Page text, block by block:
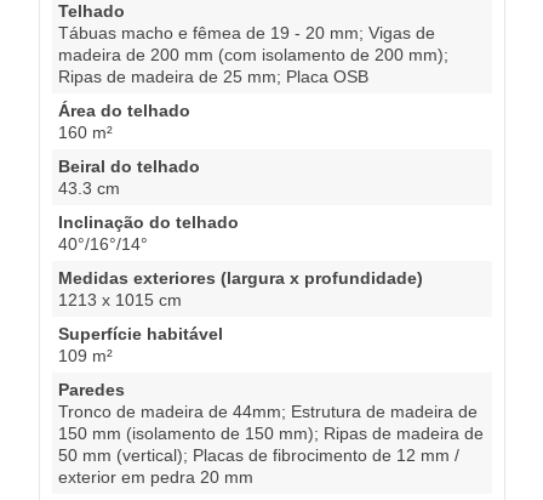
Telhado
Tábuas macho e fêmea de 19 - 20 mm; Vigas de
madeira de 200 mm (com isolamento de 200 mm);
Ripas de madeira de 25 mm; Placa OSB
Área do telhado
160 m²
Beiral do telhado
43.3 cm
Inclinação do telhado
40°/16°/14°
Medidas exteriores (largura x profundidade)
1213 x 1015 cm
Superfície habitável
109 m²
Paredes
Tronco de madeira de 44mm; Estrutura de madeira de
150 mm (isolamento de 150 mm); Ripas de madeira de
50 mm (vertical); Placas de fibrocimento de 12 mm /
exterior em pedra 20 mm